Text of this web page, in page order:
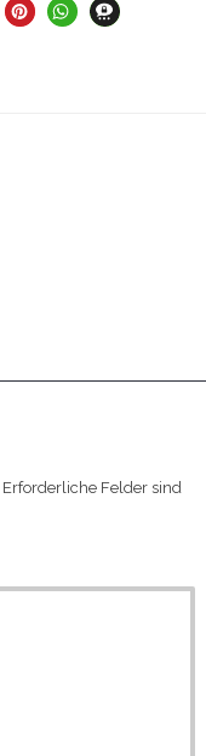
Erforderliche Felder sind